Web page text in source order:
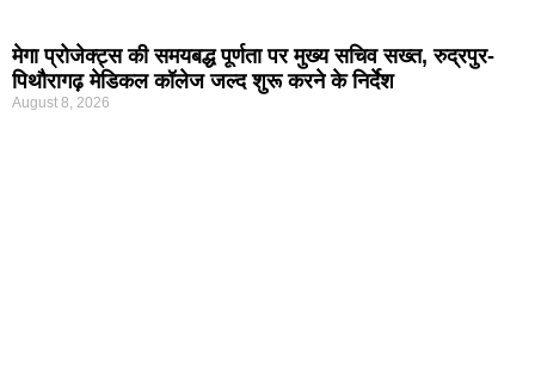
मेगा प्रोजेक्ट्स की समयबद्ध पूर्णता पर मुख्य सचिव सख्त, रुद्रपुर-
पिथौरागढ़ मेडिकल कॉलेज जल्द शुरू करने के निर्देश
August 8, 2026